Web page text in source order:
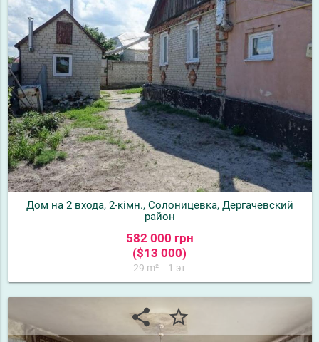
Дом на 2 входа, 2-кімн., Солоницевка, Дергачевский
район
582 000 грн
($13 000)
29 m² 1 эт
share star_border